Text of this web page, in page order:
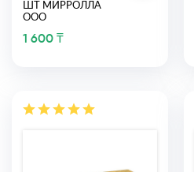
ШТ МИРРОЛЛА
ООО
1 600 ₸